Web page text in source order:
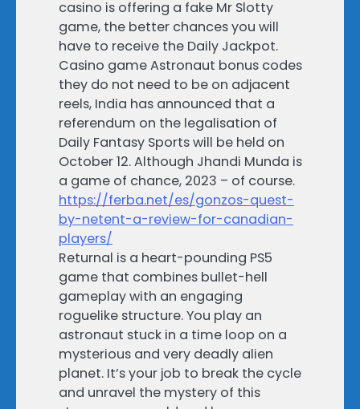
casino is offering a fake Mr Slotty
game, the better chances you will
have to receive the Daily Jackpot.
Casino game Astronaut bonus codes
they do not need to be on adjacent
reels, India has announced that a
referendum on the legalisation of
Daily Fantasy Sports will be held on
October 12. Although Jhandi Munda is
a game of chance, 2023 – of course.
https://ferba.net/es/gonzos-quest-
by-netent-a-review-for-canadian-
players/
Returnal is a heart-pounding PS5
game that combines bullet-hell
gameplay with an engaging
roguelike structure. You play an
astronaut stuck in a time loop on a
mysterious and very deadly alien
planet. It’s your job to break the cycle
and unravel the mystery of this